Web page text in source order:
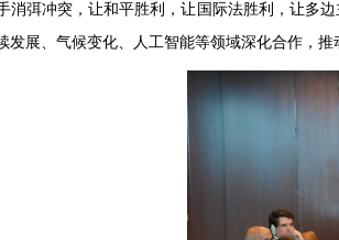
消弭冲突，让和平胜利，让国际法胜利，让多
发展、气候变化、人工智能等领域深化合作，